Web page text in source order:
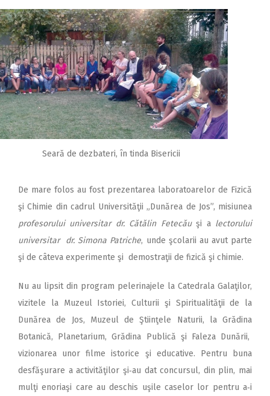
Seară de dezbateri, în tinda Bisericii
De mare folos au fost prezenta­rea laboratoarelor de Fizică
şi Chimie din cadrul Universităţii „Dunărea de Jos”, misiunea
profesorului universitar dr. Cătălin Fetecăuşi a lectorului
universitar dr. Simona Patriche, unde şcolarii au avut parte
şi de câteva experimente şi demostraţii de fizică şi chimie.
Nu au lipsit din program pelerinajele la Catedrala Galaţilor,
vi­zitele la Muzeul Istoriei, Culturii şi Spiritualităţii de la
Dunărea de Jos, Muzeul de Ştiinţele Naturii, la Grădina
Botanică, Planetarium, Grădina Publică şi Faleza Dunării,
vizionarea unor filme istorice şi educative. Pentru buna
desfăşurare a activităţilor şi‑au dat concursul, din plin, mai
mulţi enoriaşi care au deschis uşile caselor lor pentru a‑i